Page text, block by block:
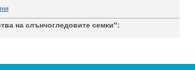
на слънчогледовите семки":